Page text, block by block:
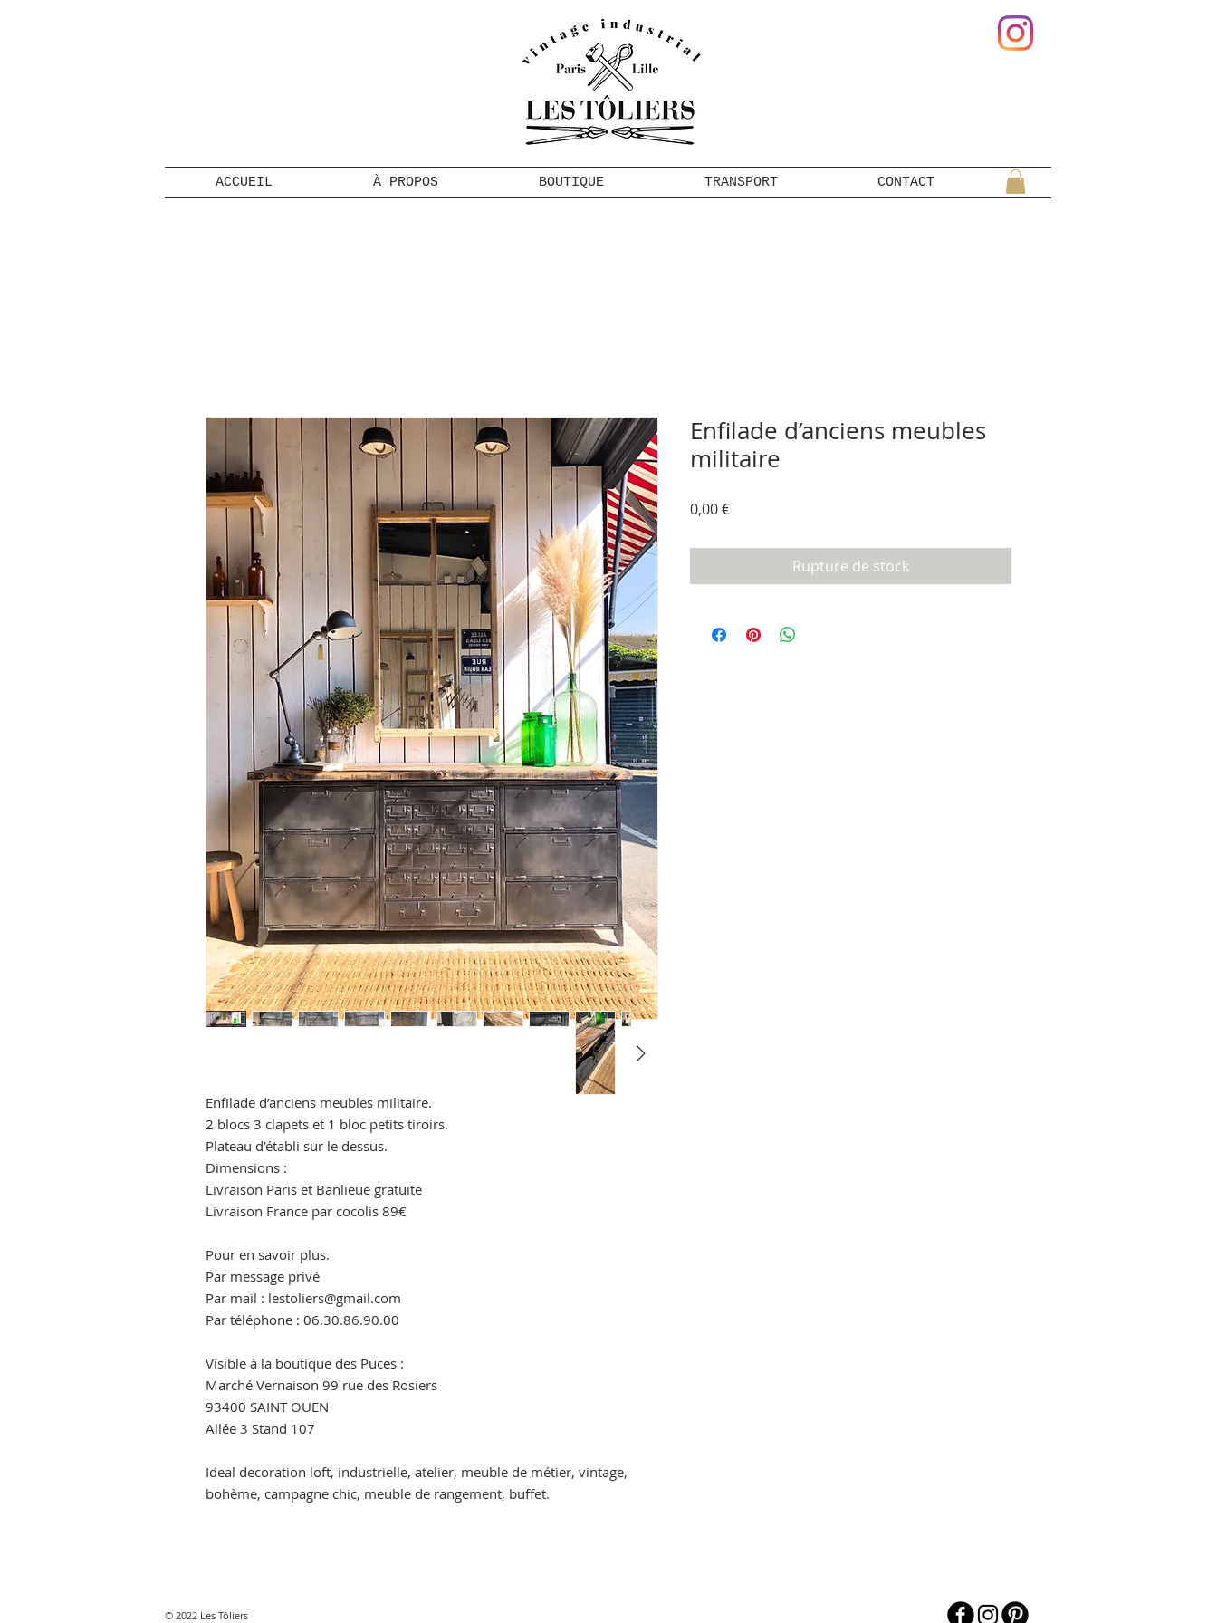
ACCUEIL À PROPOS BOUTIQUE TRANSPORT CONTACT
Enfilade d’anciens meubles militaire.
2 blocs 3 clapets et 1 bloc petits tiroirs.
Plateau d’établi sur le dessus.
Dimensions :
Livraison Paris et Banlieue gratuite
Livraison France par cocolis 89€
Pour en savoir plus.
Par message privé
Par mail : lestoliers@gmail.com
Par téléphone : 06.30.86.90.00
Visible à la boutique des Puces :
Marché Vernaison 99 rue des Rosiers
93400 SAINT OUEN
Allée 3 Stand 107
Ideal decoration loft, industrielle, atelier, meuble de métier, vintage,
bohème, campagne chic, meuble de rangement, buffet.
Enfilade d’anciens meubles
militaire
0,00 €Prix
Rupture de stock
© 2022 Les Tôliers